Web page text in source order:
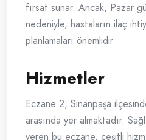
fırsat sunar. Ancak, Pazar
nedeniyle, hastaların ilaç
planlamaları önemlidir.
Hizmetler
Eczane 2, Sinanpaşa
arasında yer almaktadır.
veren bu eczane, çeşitli